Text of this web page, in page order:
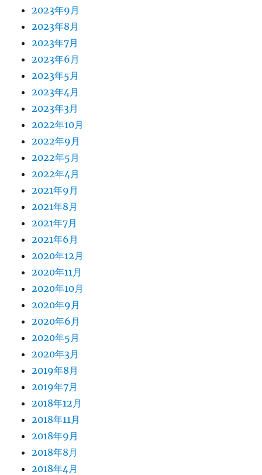
2023年9月
2023年8月
2023年7月
2023年6月
2023年5月
2023年4月
2023年3月
2022年10月
2022年9月
2022年5月
2022年4月
2021年9月
2021年8月
2021年7月
2021年6月
2020年12月
2020年11月
2020年10月
2020年9月
2020年6月
2020年5月
2020年3月
2019年8月
2019年7月
2018年12月
2018年11月
2018年9月
2018年8月
2018年4月